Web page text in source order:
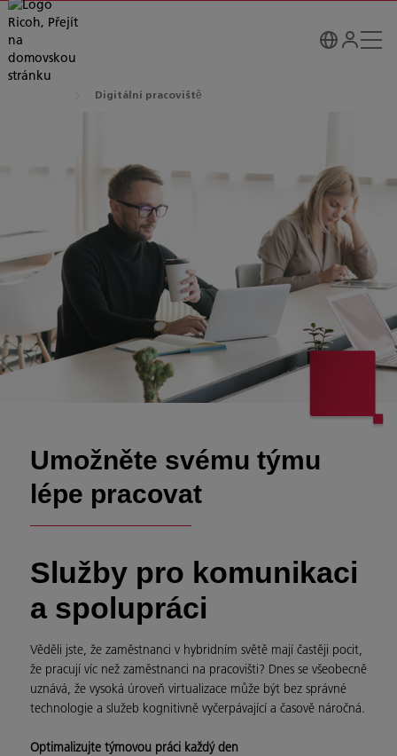
Digitální pracoviště
Umožněte svému týmu
lépe pracovat
Služby pro komunikaci
a spolupráci
Věděli jste, že zaměstnanci v hybridním světě mají častěji pocit,
že pracují víc než zaměstnanci na pracovišti? Dnes se všeobecně
uznává, že vysoká úroveň virtualizace může být bez správné
technologie a služeb kognitivně vyčerpávající a časově náročná.
Optimalizujte týmovou práci každý den